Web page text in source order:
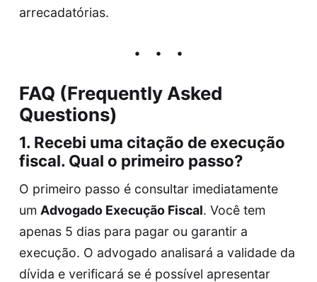
arrecadatórias.
FAQ (Frequently Asked
Questions)
1. Recebi uma citação de execução
fiscal. Qual o primeiro passo?
O primeiro passo é consultar imediatamente
um Advogado Execução Fiscal. Você tem
apenas 5 dias para pagar ou garantir a
execução. O advogado analisará a validade da
dívida e verificará se é possível apresentar